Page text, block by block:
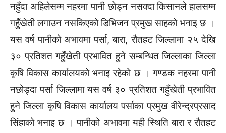
नहुँदा अहिलेसम्म नहरमा पानी छोड्न नसक्दा किसानले हालसम्म
गहुँखेती लगाउन नसकिएको डिभिजन प्रमुख साहको भनाइ छ ।
यस वर्ष पानीको अभावमा पर्सा, बारा, रौतहट जिल्लामा २५ देखि
३० प्रतिशत गहुँखेती प्रभावित हुने सम्बन्धित जिल्लाका जिल्ला
कृषि विकास कार्यालयको भनाइ रहेको छ । गण्डक नहरमा पानी
नछोड्दा पर्सा जिल्लामा यस वर्ष ३० प्रतिशत गहुँखेती प्रभावित
हुने जिल्ला कृषि विकास कार्यालय पर्साका प्रमुख वीरेन्द्रप्रसाद
सिंहाको भनाइ छ । पानीको अभावमा यही स्थिति बारा र रौतहट